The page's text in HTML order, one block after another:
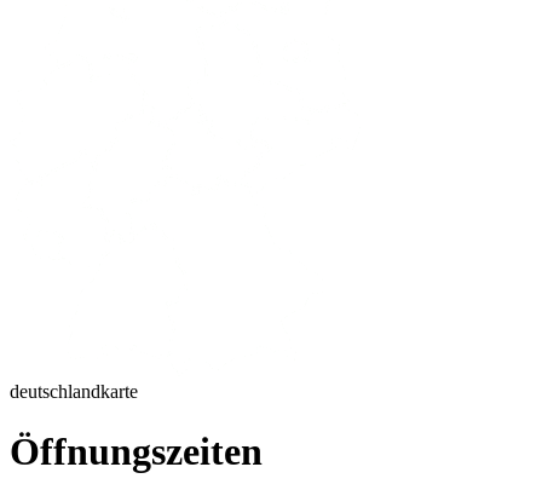
deutschlandkarte
Öffnungszeiten